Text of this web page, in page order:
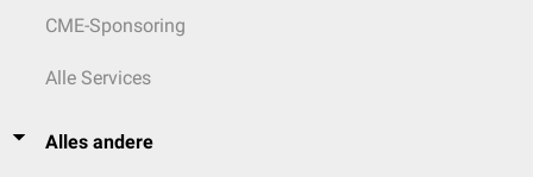
CME-Sponsoring
Alle Services
Alles andere